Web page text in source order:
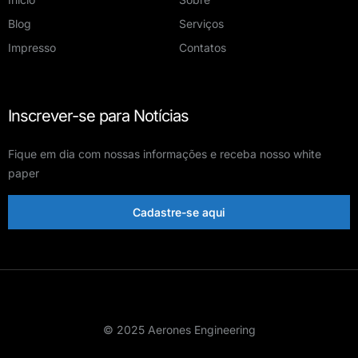
Blog
Serviços
Impresso
Contatos
Inscrever-se para Notícias
Fique em dia com nossas informações e receba nosso white
paper
Cadastre-se aqui
© 2025 Aerones Engineering